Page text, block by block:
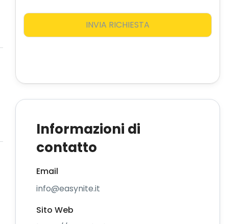
Informazioni di
contatto
Email
info@easynite.it
Sito Web